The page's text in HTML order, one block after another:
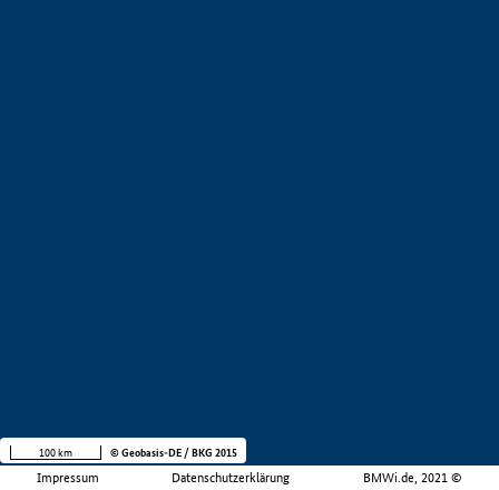
Impressum Datenschutzerklärung BMWi.de, 2021 ©
100 km © Geobasis-DE / BKG 2015